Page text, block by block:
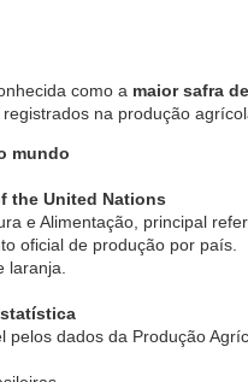
como a maior safra
na produção
mundo
the United Nations
e Alimentação, principal
oficial de produção por país.
laranja.
dados da Produção